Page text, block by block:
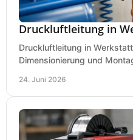
Druckluftleitung in
Druckluftleitung in
Dimensionierung und
24. Juni 2026